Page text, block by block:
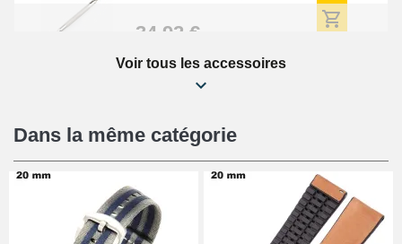
34,92 €
Kit Réparation Montre Débutant
16,90 €
Pied à Coulisse Numérique
9,90 €
Voir tous les accessoires
Dans la même catégorie